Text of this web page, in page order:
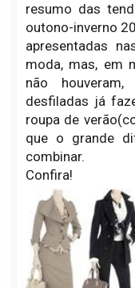
resumo das
outono-inverno
apresentadas
moda, mas, em
não
desfiladas já
roupa de
que o grande
combinar.
Confira!